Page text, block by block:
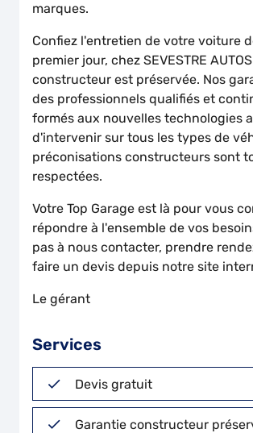
marques.
Confiez l'entretien de votre voiture
premier jour, chez SEVESTRE
constructeur est préservée. Nos
des professionnels qualifiés et
formés aux nouvelles technologies
d'intervenir sur tous les types de
préconisations constructeurs sont
respectées.
Votre Top Garage est là pour vous
répondre à l'ensemble de vos
pas à nous contacter, prendre
faire un devis depuis notre site
Le gérant
Services
Devis gratuit
Garantie constructeur